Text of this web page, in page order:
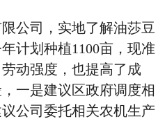
公司，实地了解油莎豆
计划种植1100亩，现准
动强度，也提高了成
一是建议区政府调度相
公司委托相关农机生产